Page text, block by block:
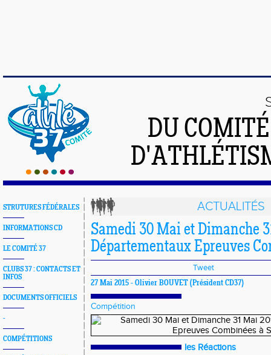
DU
STRUTURES FÉDÉRALES
INFORMATIONS CD
LE COMITÉ 37
CLUBS 37 : CONTACTS ET
INFOS
DOCUMENTS OFFICIELS
-
COMPÉTITIONS
ACTUALITÉS
Samedi 30 Mai et Dimanche
Départementaux Epreuves
Tweet
27 Mai 2015 - Olivier BOUVET (Président CD37)
Compétition
les Réactions